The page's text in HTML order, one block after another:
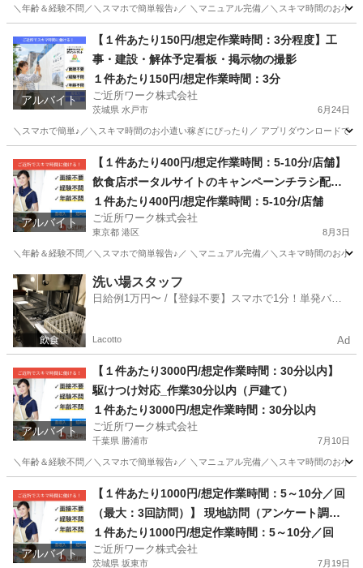
＼年齢＆経験不問／＼スマホで簡単報告♪／ ＼マニュアル完備／＼スキマ時間のお小
その他
アルバイト
【１件あたり150円/想定作業時間：3分程度】工
事・建設・解体予定看板・掲示物の撮影
１件あたり150円/想定作業時間：3分
ご近所ワーク株式会社
茨城県 水戸市 6月24日
＼スマホで簡単♪／＼スキマ時間のお小遣い稼ぎにぴったり／ アプリダウンロードで
その他 1件
アルバイト
【１件あたり400円/想定作業時間：5-10分/店舗】
飲食店ポータルサイトのキャンペーンチラシ配布
＆ご利用案内業務
１件あたり400円/想定作業時間：5-10分/店舗
ご近所ワーク株式会社
東京都 港区 8月3日
＼年齢＆経験不問／＼スマホで簡単報告♪／ ＼マニュアル完備／＼スキマ時間のお小
東京 港区 販売
洗い場スタッフ
日給例1万円〜 /【登録不要】スマホで1分！単発バイ
Lacotto Ad
アルバイト
【１件あたり3000円/想定作業時間：30分以内】
駆けつけ対応_作業30分以内（戸建て）
１件あたり3000円/想定作業時間：30分以内
ご近所ワーク株式会社
千葉県 勝浦市 7月10日
＼年齢＆経験不問／＼スマホで簡単報告♪／ ＼マニュアル完備／＼スキマ時間のお小
その他 1件
アルバイト
【１件あたり1000円/想定作業時間：5～10分／回
（最大：3回訪問）】 現地訪問（アンケート調
査）：最大3回訪問※成果報酬あり
１件あたり1000円/想定作業時間：5～10分／回
ご近所ワーク株式会社
茨城県 坂東市 7月19日